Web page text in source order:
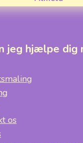
jeg hjælpe dig
os